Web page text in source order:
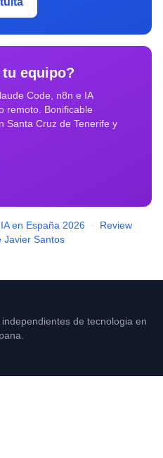
equipo?
Code, n8n e IA
remoto. Bonificable
Santa Cruz de Tenerife y
en España 2026 ·
Review
Javier Santos
de tecnologia en